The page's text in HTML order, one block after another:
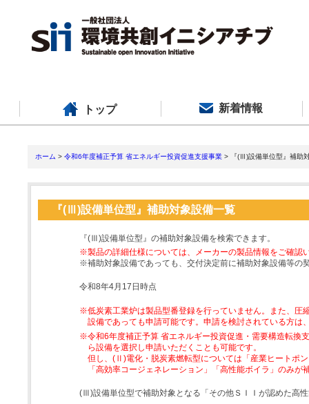
トップ 新着情報
ホーム > 令和6年度補正予算 省エネルギー投資促進支援事業 > 『(Ⅲ)設備単位型』補助
『(Ⅲ)設備単位型』補助対象設備一覧
『(Ⅲ)設備単位型』の補助対象設備を検索できます。
※製品の詳細仕様については、メーカーの製品情報をご確認
※補助対象設備であっても、交付決定前に補助対象設備等の
令和8年4月17日時点
※低炭素工業炉は製品型番登録を行っていません。また、圧
設備であっても申請可能です。申請を検討されている方は
※令和6年度補正予算 省エネルギー投資促進・需要構造転
ら設備を選択し申請いただくことも可能です。
但し、(Ⅱ)電化・脱炭素燃転型については「産業ヒートポ
「高効率コージェネレーション」「高性能ボイラ」のみが
(Ⅲ)設備単位型で補助対象となる「その他ＳＩＩが認めた高